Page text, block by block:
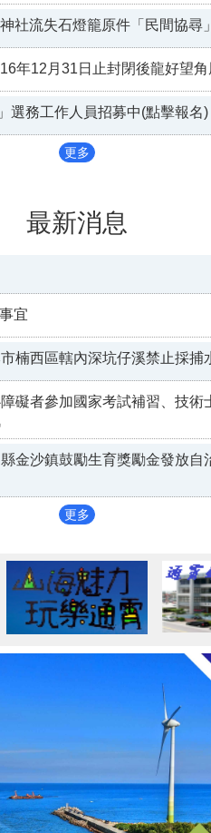
社流失石燈籠原件「民間協尋
年12月31日止封閉後龍好望
選務工作人員招募中(點擊報名)
更多
最新消息
宜
楠西區轄內深坑仔溪禁止採捕
礙者參加國家考試補習、技
金沙鎮鼓勵生育獎勵金發放
更多